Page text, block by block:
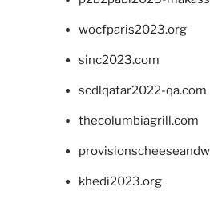
wocfparis2023.org
sinc2023.com
scdlqatar2022-qa.com
thecolumbiagrill.com
khedi2023.org